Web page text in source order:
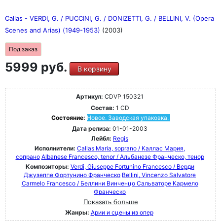
Callas - VERDI, G. / PUCCINI, G. / DONIZETTI, G. / BELLINI, V. (Opera
Scenes and Arias) (1949-1953) (2003)
Под заказ
5999 руб. В корзину
Артикул: CDVP 150321
Состав: 1 CD
Состояние: Новое. Заводская упаковка.
Дата релиза: 01-01-2003
Лейбл: Regis
Исполнители: Callas Maria, soprano / Каллас Мария,
сопрано Albanese Francesco, tenor / Альбанезе Франческо, тенор
Композиторы: Verdi, Giuseppe Fortunino Francesco / Верди
Джузеппе Фортунино Франческо Bellini, Vincenzo Salvatore
Carmelo Francesco / Беллини Винченцо Сальваторе Кармело
Франческо
Показать больше
Жанры: Арии и сцены из опер